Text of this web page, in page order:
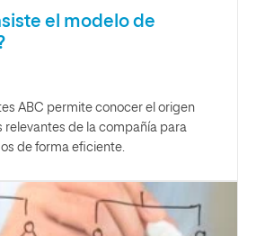
el modelo de
ABC permite conocer el origen
relevantes de la compañía para
de forma eficiente.